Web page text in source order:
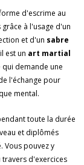
d'escrime au
à l'usage d'un
et d'un sabre
est un art martial
qui demande une
l'échange pour
mental.
toute la durée
et diplômés
Vous pouvez y
travers d'exercices